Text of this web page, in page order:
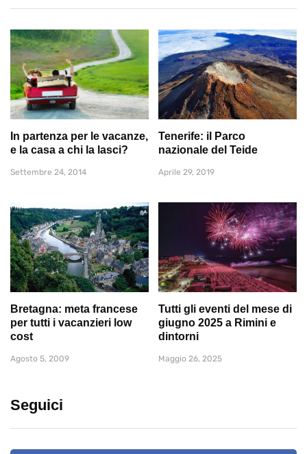
In partenza per le vacanze,
e la casa a chi la lasci?
Settembre 24, 2014
Tenerife: il Parco
nazionale del Teide
Aprile 29, 2019
Bretagna: meta francese
per tutti i vacanzieri low
cost
Agosto 5, 2009
Tutti gli eventi del mese di
giugno 2025 a Rimini e
dintorni
Maggio 26, 2025
Seguici